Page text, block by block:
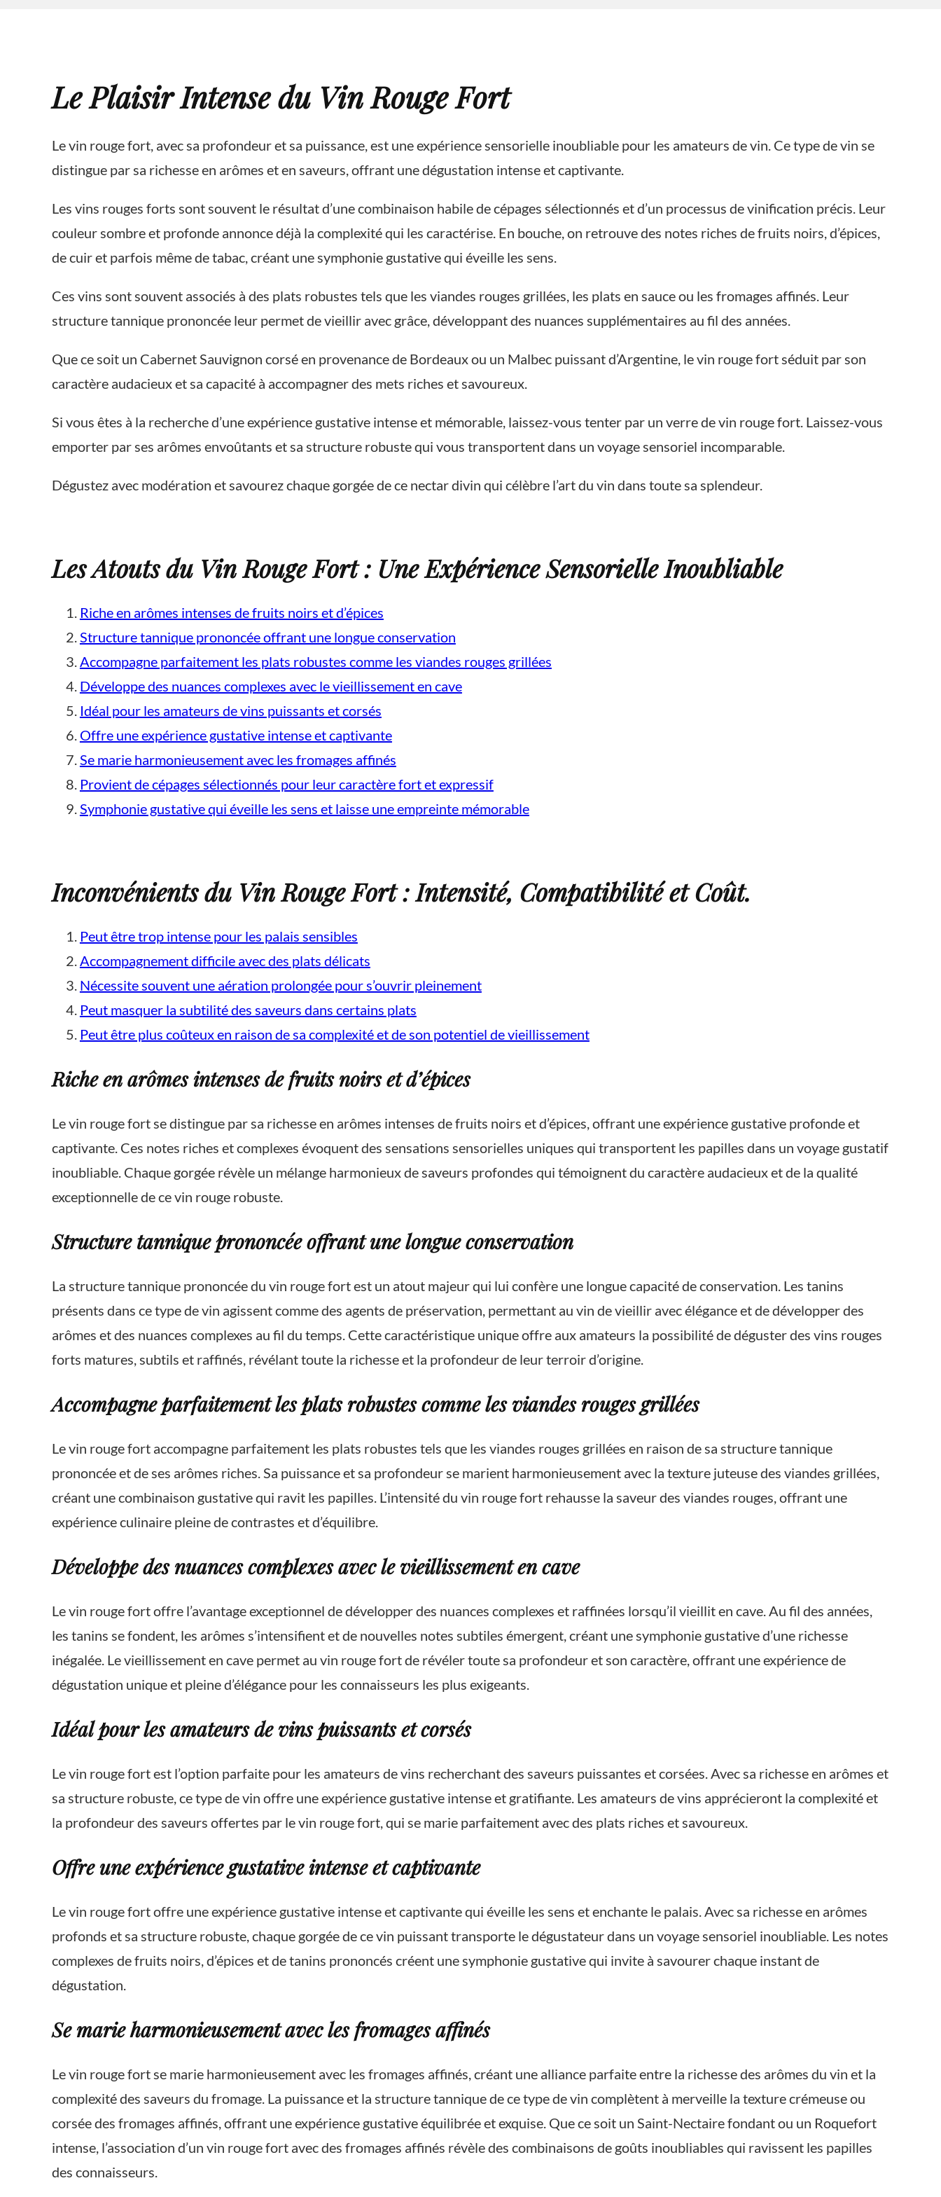
Le Plaisir Intense du Vin Rouge Fort
Le vin rouge fort, avec sa profondeur et sa puissance, est une expérience sensorielle inoubliable pour les amateurs de vin. Ce type de vin se
distingue par sa richesse en arômes et en saveurs, offrant une dégustation intense et captivante.
Les vins rouges forts sont souvent le résultat d’une combinaison habile de cépages sélectionnés et d’un processus de vinification précis. Leur
couleur sombre et profonde annonce déjà la complexité qui les caractérise. En bouche, on retrouve des notes riches de fruits noirs, d’épices,
de cuir et parfois même de tabac, créant une symphonie gustative qui éveille les sens.
Ces vins sont souvent associés à des plats robustes tels que les viandes rouges grillées, les plats en sauce ou les fromages affinés. Leur
structure tannique prononcée leur permet de vieillir avec grâce, développant des nuances supplémentaires au fil des années.
Que ce soit un Cabernet Sauvignon corsé en provenance de Bordeaux ou un Malbec puissant d’Argentine, le vin rouge fort séduit par son
caractère audacieux et sa capacité à accompagner des mets riches et savoureux.
Si vous êtes à la recherche d’une expérience gustative intense et mémorable, laissez-vous tenter par un verre de vin rouge fort. Laissez-vous
emporter par ses arômes envoûtants et sa structure robuste qui vous transportent dans un voyage sensoriel incomparable.
Dégustez avec modération et savourez chaque gorgée de ce nectar divin qui célèbre l’art du vin dans toute sa splendeur.
Les Atouts du Vin Rouge Fort : Une Expérience Sensorielle Inoubliable
Riche en arômes intenses de fruits noirs et d’épices
Structure tannique prononcée offrant une longue conservation
Accompagne parfaitement les plats robustes comme les viandes rouges grillées
Développe des nuances complexes avec le vieillissement en cave
Idéal pour les amateurs de vins puissants et corsés
Offre une expérience gustative intense et captivante
Se marie harmonieusement avec les fromages affinés
Provient de cépages sélectionnés pour leur caractère fort et expressif
Symphonie gustative qui éveille les sens et laisse une empreinte mémorable
Inconvénients du Vin Rouge Fort : Intensité, Compatibilité et Coût.
Peut être trop intense pour les palais sensibles
Accompagnement difficile avec des plats délicats
Nécessite souvent une aération prolongée pour s’ouvrir pleinement
Peut masquer la subtilité des saveurs dans certains plats
Peut être plus coûteux en raison de sa complexité et de son potentiel de vieillissement
Riche en arômes intenses de fruits noirs et d’épices
Le vin rouge fort se distingue par sa richesse en arômes intenses de fruits noirs et d’épices, offrant une expérience gustative profonde et
captivante. Ces notes riches et complexes évoquent des sensations sensorielles uniques qui transportent les papilles dans un voyage gustatif
inoubliable. Chaque gorgée révèle un mélange harmonieux de saveurs profondes qui témoignent du caractère audacieux et de la qualité
exceptionnelle de ce vin rouge robuste.
Structure tannique prononcée offrant une longue conservation
La structure tannique prononcée du vin rouge fort est un atout majeur qui lui confère une longue capacité de conservation. Les tanins
présents dans ce type de vin agissent comme des agents de préservation, permettant au vin de vieillir avec élégance et de développer des
arômes et des nuances complexes au fil du temps. Cette caractéristique unique offre aux amateurs la possibilité de déguster des vins rouges
forts matures, subtils et raffinés, révélant toute la richesse et la profondeur de leur terroir d’origine.
Accompagne parfaitement les plats robustes comme les viandes rouges grillées
Le vin rouge fort accompagne parfaitement les plats robustes tels que les viandes rouges grillées en raison de sa structure tannique
prononcée et de ses arômes riches. Sa puissance et sa profondeur se marient harmonieusement avec la texture juteuse des viandes grillées,
créant une combinaison gustative qui ravit les papilles. L’intensité du vin rouge fort rehausse la saveur des viandes rouges, offrant une
expérience culinaire pleine de contrastes et d’équilibre.
Développe des nuances complexes avec le vieillissement en cave
Le vin rouge fort offre l’avantage exceptionnel de développer des nuances complexes et raffinées lorsqu’il vieillit en cave. Au fil des années,
les tanins se fondent, les arômes s’intensifient et de nouvelles notes subtiles émergent, créant une symphonie gustative d’une richesse
inégalée. Le vieillissement en cave permet au vin rouge fort de révéler toute sa profondeur et son caractère, offrant une expérience de
dégustation unique et pleine d’élégance pour les connaisseurs les plus exigeants.
Idéal pour les amateurs de vins puissants et corsés
Le vin rouge fort est l’option parfaite pour les amateurs de vins recherchant des saveurs puissantes et corsées. Avec sa richesse en arômes et
sa structure robuste, ce type de vin offre une expérience gustative intense et gratifiante. Les amateurs de vins apprécieront la complexité et
la profondeur des saveurs offertes par le vin rouge fort, qui se marie parfaitement avec des plats riches et savoureux.
Offre une expérience gustative intense et captivante
Le vin rouge fort offre une expérience gustative intense et captivante qui éveille les sens et enchante le palais. Avec sa richesse en arômes
profonds et sa structure robuste, chaque gorgée de ce vin puissant transporte le dégustateur dans un voyage sensoriel inoubliable. Les notes
complexes de fruits noirs, d’épices et de tanins prononcés créent une symphonie gustative qui invite à savourer chaque instant de
dégustation.
Se marie harmonieusement avec les fromages affinés
Le vin rouge fort se marie harmonieusement avec les fromages affinés, créant une alliance parfaite entre la richesse des arômes du vin et la
complexité des saveurs du fromage. La puissance et la structure tannique de ce type de vin complètent à merveille la texture crémeuse ou
corsée des fromages affinés, offrant une expérience gustative équilibrée et exquise. Que ce soit un Saint-Nectaire fondant ou un Roquefort
intense, l’association d’un vin rouge fort avec des fromages affinés révèle des combinaisons de goûts inoubliables qui ravissent les papilles
des connaisseurs.